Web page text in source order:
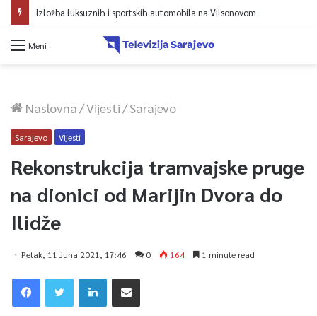
Izložba luksuznih i sportskih automobila na Vilsonovom
Meni
Naslovna/Vijesti/Sarajevo
Sarajevo Vijesti
Rekonstrukcija tramvajske pruge
na dionici od Marijin Dvora do
Ilidže
Petak, 11 Juna 2021, 17:46 0 164 1 minute read